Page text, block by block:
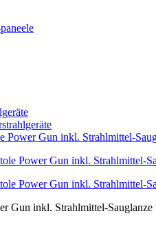
Power Gun inkl. Strahlmittel-
Gun inkl. Strahlmittel-Sauglanze